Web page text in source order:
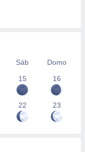
Sáb
Domo
15 16
22 23